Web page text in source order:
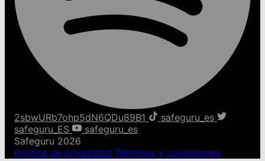
2sbwURb7ohp5dN6QDu89B1
safeguru_es
safeguru_ES
safeguru_es
Safeguru 2026
Política de privacidad Términos y condiciones